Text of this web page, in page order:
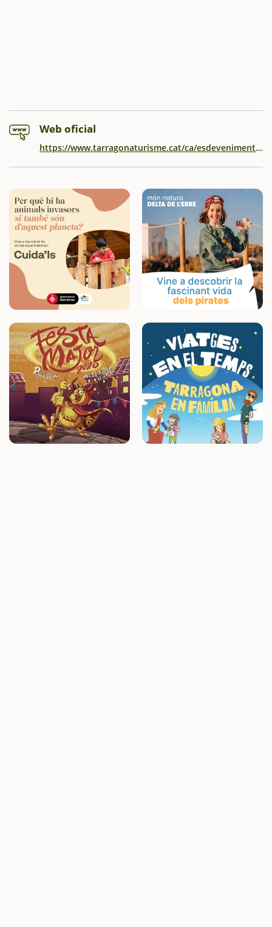
Web oficial
https://www.tarragonaturisme.cat/ca/esdeveniments/racons-de-mar